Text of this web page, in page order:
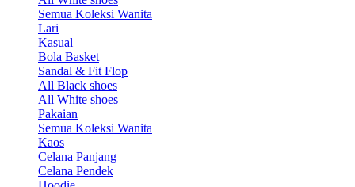
Semua Koleksi Wanita
Lari
Kasual
Bola Basket
Sandal & Fit Flop
All Black shoes
All White shoes
Pakaian
Semua Koleksi Wanita
Kaos
Celana Panjang
Celana Pendek